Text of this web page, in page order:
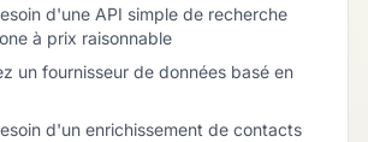
d'une API simple de recherche
à prix raisonnable
un fournisseur de données basé en
d'un enrichissement de contacts